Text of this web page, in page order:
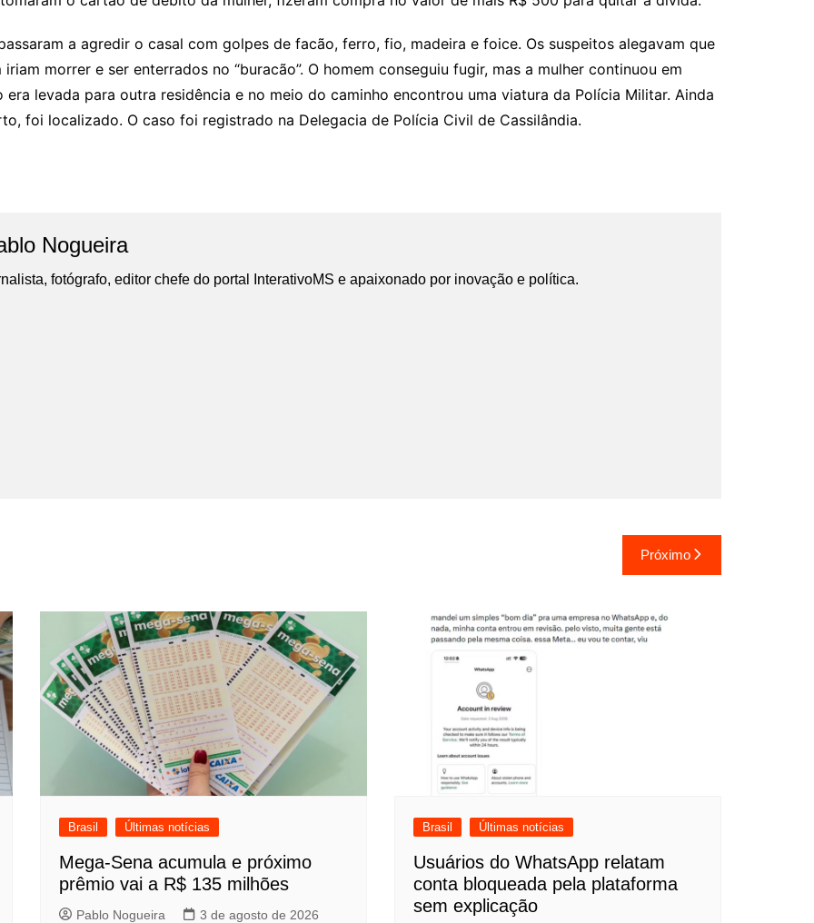
a agredir o casal com golpes de facão, ferro, fio, madeira e foice. Os suspeitos alegavam que
morrer e ser enterrados no “buracão”. O homem conseguiu fugir, mas a mulher continuou em
levada para outra residência e no meio do caminho encontrou uma viatura da Polícia Militar. Ainda
foi localizado. O caso foi registrado na Delegacia de Polícia Civil de Cassilândia.
Nogueira
fotógrafo, editor chefe do portal InterativoMS e apaixonado por inovação e política.
Próximo
Brasil Últimas notícias
Mega-Sena acumula e próximo
prêmio vai a R$ 135 milhões
Pablo Nogueira
3 de agosto de 2026
Brasil Últimas notícias
Usuários do WhatsApp relatam
conta bloqueada pela plataforma
sem explicação